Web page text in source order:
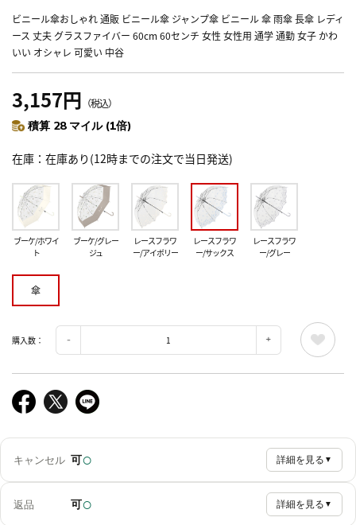
ビニール傘おしゃれ 通販 ビニール傘 ジャンプ傘 ビニール 傘 雨傘 長傘 レディ
ース 丈夫 グラスファイバー 60cm 60センチ 女性 女性用 通学 通勤 女子 かわ
いい オシャレ 可愛い 中谷
3,157円 （税込）
積算 28 マイル (1倍)
在庫 在庫あり(12時までの注文で当日発送)
ブーケ/ホワイ
ト
ブーケ/グレー
ジュ
レースフラワ
ー/アイボリー
レースフラワ
ー/サックス
レースフラワ
ー/グレー
傘
購入数：
キャンセル 可○ 詳細を見る ▼
返品 可○ 詳細を見る ▼